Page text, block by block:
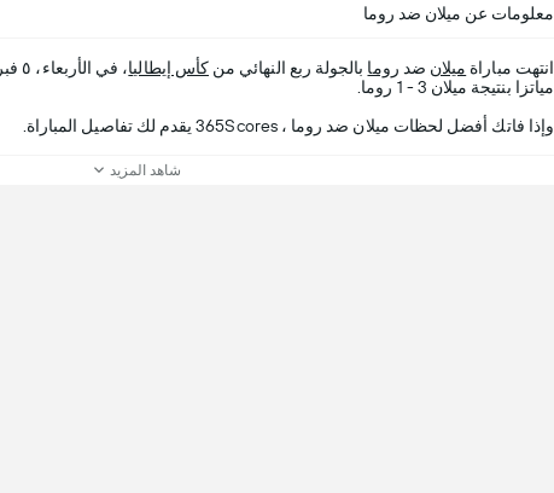
معلومات عن ميلان ضد روما
انتهت مباراة ميلان ضد روما بالجولة ربع النهائي من كأس إيطاليا
مياتزا بنتيجة ميلان 3 - 1 روما.
وإذا فاتك أفضل لحظات ميلان ضد روما ، 365Scores يقدم لك تفاصيل المباراة.
شاهد المزيد